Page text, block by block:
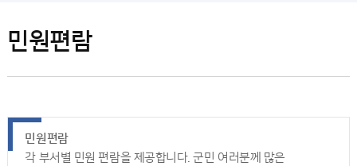
민원편람
민원편람
각 부서별 민원 편람을 제공합니다. 군민 여러분께 많은